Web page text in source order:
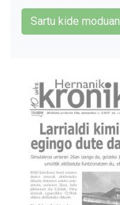
Sartu kide moduan